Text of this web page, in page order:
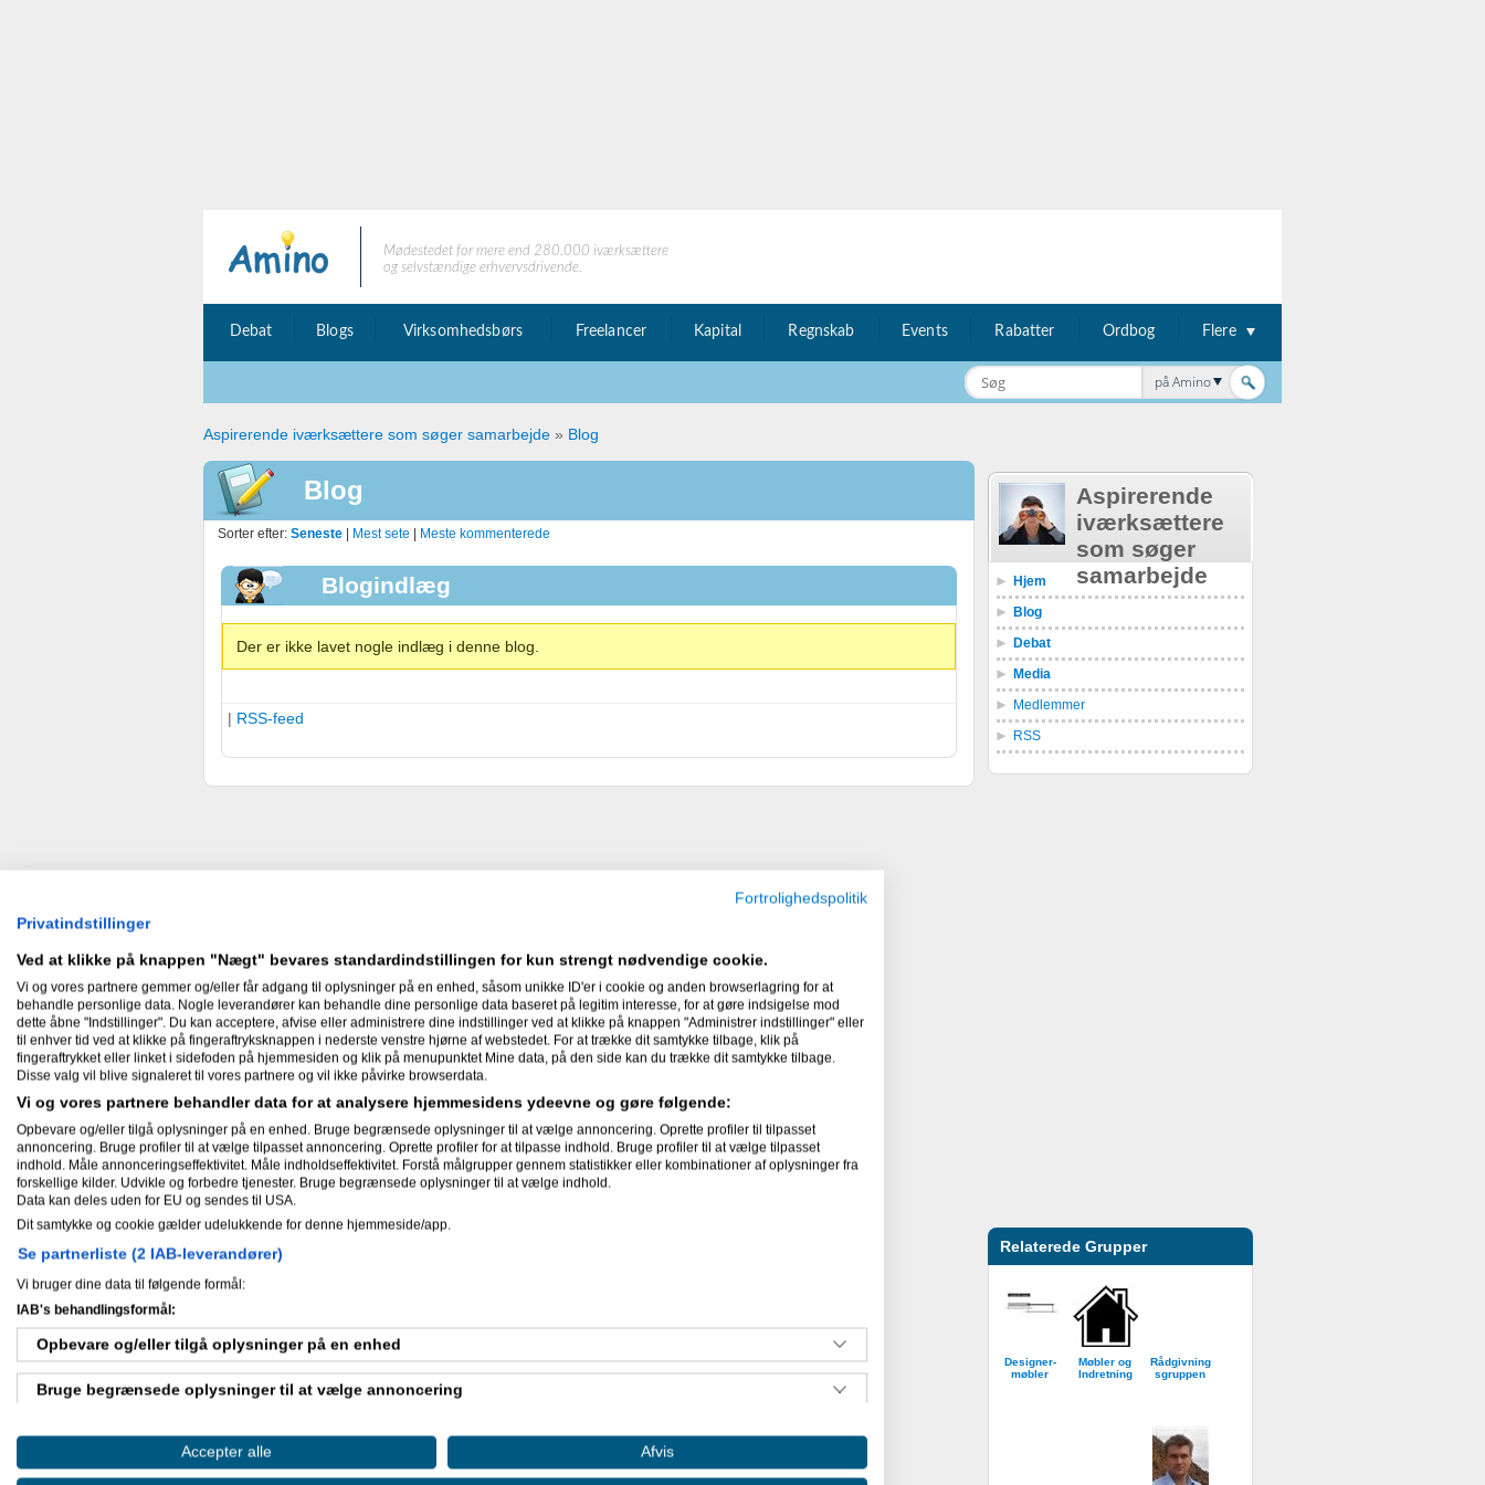
Mødestedet for mere end 280.000 iværksættere
og selvstændige erhvervsdrivende.
Debat Blogs Virksomhedsbørs Freelancer Kapital Regnskab Events Rabatter Ordbog Flere
på Amino
Aspirerende iværksættere som søger samarbejde » Blog
Aspirerende
iværksættere
som søger
samarbejde
Hjem
Blog
Debat
Media
Medlemmer
RSS
Relaterede Grupper
Designer-
møbler
Møbler og
Indretning
Rådgivning
sgruppen
Blog
Sorter efter: Seneste Mest sete Meste kommenterede
Blogindlæg
Der er ikke lavet nogle indlæg i denne blog.
| RSS-feed
Fortrolighedspolitik
Privatindstillinger
Ved at klikke på knappen "Nægt" bevares standardindstillingen for kun strengt nødvendige cookie.
Vi og vores partnere gemmer og/eller får adgang til oplysninger på en enhed, såsom unikke ID'er i cookie og anden browserlagring for at
behandle personlige data. Nogle leverandører kan behandle dine personlige data baseret på legitim interesse, for at gøre indsigelse mod
dette åbne "Indstillinger". Du kan acceptere, afvise eller administrere dine indstillinger ved at klikke på knappen "Administrer indstillinger" eller
til enhver tid ved at klikke på fingeraftryksknappen i nederste venstre hjørne af webstedet. For at trække dit samtykke tilbage, klik på
fingeraftrykket eller linket i sidefoden på hjemmesiden og klik på menupunktet Mine data, på den side kan du trække dit samtykke tilbage.
Disse valg vil blive signaleret til vores partnere og vil ikke påvirke browserdata.
Vi og vores partnere behandler data for at analysere hjemmesidens ydeevne og gøre følgende:
Opbevare og/eller tilgå oplysninger på en enhed. Bruge begrænsede oplysninger til at vælge annoncering. Oprette profiler til tilpasset
annoncering. Bruge profiler til at vælge tilpasset annoncering. Oprette profiler for at tilpasse indhold. Bruge profiler til at vælge tilpasset
indhold. Måle annonceringseffektivitet. Måle indholdseffektivitet. Forstå målgrupper gennem statistikker eller kombinationer af oplysninger fra
forskellige kilder. Udvikle og forbedre tjenester. Bruge begrænsede oplysninger til at vælge indhold.
Data kan deles uden for EU og sendes til USA.
Dit samtykke og cookie gælder udelukkende for denne hjemmeside/app.
Se partnerliste (2 IAB-leverandører)
Vi bruger dine data til følgende formål:
IAB's behandlingsformål:
Opbevare og/eller tilgå oplysninger på en enhed
Bruge begrænsede oplysninger til at vælge annoncering
Oprette profiler til tilpasset annoncering
Bruge profiler til at vælge tilpasset annoncering
Accepter alle Afvis